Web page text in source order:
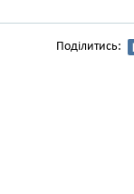
Поділитись: